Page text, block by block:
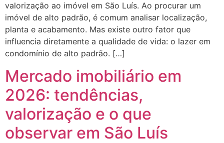
valorização ao imóvel em São Luís. Ao procurar um
imóvel de alto padrão, é comum analisar localização,
planta e acabamento. Mas existe outro fator que
influencia diretamente a qualidade de vida: o lazer em
condomínio de alto padrão. […]
Mercado imobiliário em
2026: tendências,
valorização e o que
observar em São Luís